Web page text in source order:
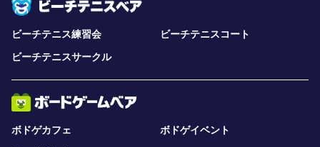
ビーチテニス練習会
ビーチテニスコート
ビーチテニスサークル
ボドゲカフェ
ボドゲイベント